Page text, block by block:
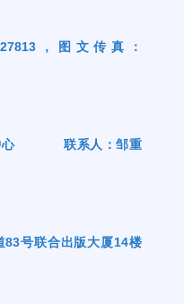
，图文传真：
联系人：邹重
83号联合出版大厦14楼